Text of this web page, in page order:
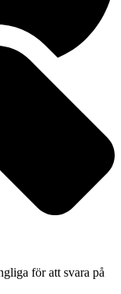
för att svara på